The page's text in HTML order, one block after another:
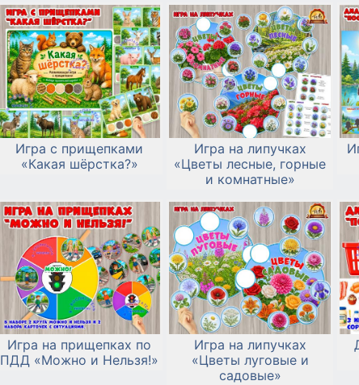
Игра с прищепками
«Какая шёрстка?»
Игра на липучках
«Цветы лесные, горные
и комнатные»
Игра на прищепках по
ПДД «Можно и Нельзя!»
Игра на липучках
«Цветы луговые и
садовые»